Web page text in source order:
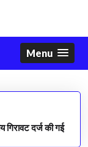
Menu
दर्ज की गई